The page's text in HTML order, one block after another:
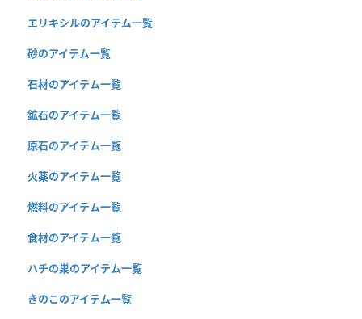
エリキシルのアイテム一覧
砂のアイテム一覧
石材のアイテム一覧
鉱石のアイテム一覧
原石のアイテム一覧
火薬のアイテム一覧
燃料のアイテム一覧
食材のアイテム一覧
ハチの巣のアイテム一覧
きのこのアイテム一覧